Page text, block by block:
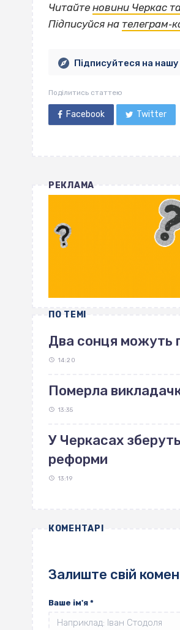
Читайте новини Черкас
Підписуйся на
Підписуйтеся на
Поділитись статтею
Facebook Twitter
РЕКЛАМА
ПО ТЕМІ
Два сонця можуть
14:20
Померла
13:35
У Черкасах
реформи
13:19
КОМЕНТАРІ
Залиште свій
Ваше ім'я *